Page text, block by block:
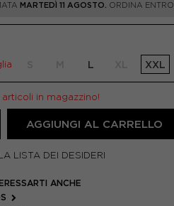
MARTEDÌ 11 AGOSTO. ORDINA ENTRO
L XXL
in magazzino!
AGGIUNGI AL CARRELLO
LISTA DEI DESIDERI
ANCHE